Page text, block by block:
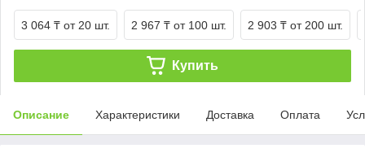
3 064 ₸ от 20 шт. 2 967 ₸ от 100 шт. 2 903 ₸ от 200 шт.
Купить
Описание Характеристики Доставка Оплата